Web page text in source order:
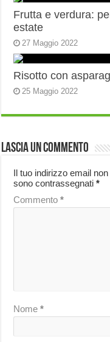
Frutta e verdura:
estate
27 Maggio 2022
Risotto con
25 Maggio 2022
Lascia un commento
Il tuo indirizzo email
sono contrassegnati*
Commento*
Nome*